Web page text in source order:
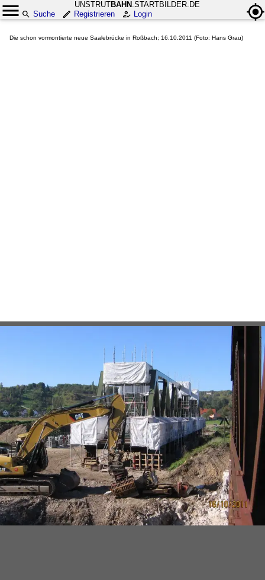
UNSTRUTBAHN .STARTBILDER.DE
Suche
Registrieren Login
Die schon vormontierte neue Saalebrücke in Roßbach; 16.10.2011 (Foto: Hans Grau)